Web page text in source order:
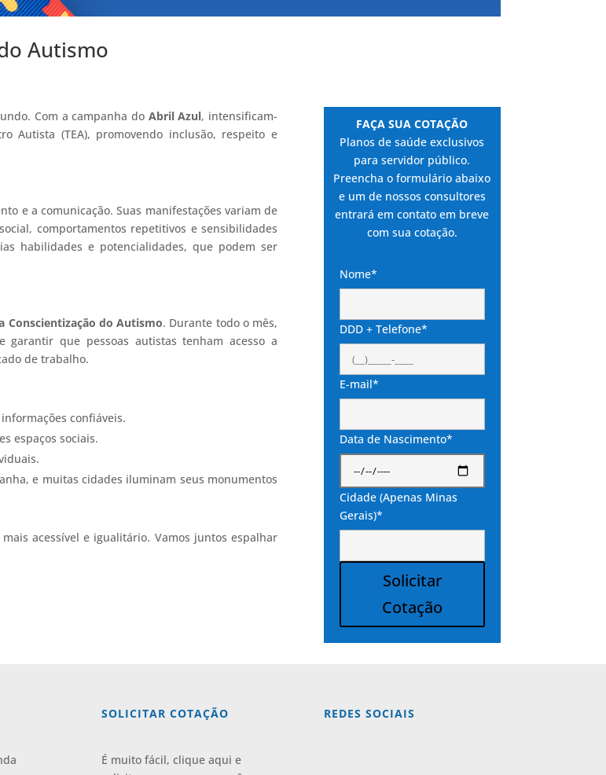
Autismo
Com a campanha do Abril Azul, intensificam-
Autista (TEA), promovendo inclusão, respeito e
e a comunicação. Suas manifestações variam de
comportamentos repetitivos e sensibilidades
habilidades e potencialidades, que podem ser
Conscientização do Autismo. Durante todo o mês,
garantir que pessoas autistas tenham acesso a
de trabalho.
confiáveis.
espaços sociais.
e muitas cidades iluminam seus monumentos
acessível e igualitário. Vamos juntos espalhar
FAÇA SUA COTAÇÃO
Planos de saúde exclusivos
para servidor público.
Preencha o formulário abaixo
e um de nossos consultores
entrará em contato em breve
com sua cotação.
Nome*
DDD + Telefone*
E-mail*
Data de Nascimento*
Cidade (Apenas Minas
Gerais)*
Solicitar
Cotação
SOLICITAR COTAÇÃO
É muito fácil, clique aqui e
REDES SOCIAIS